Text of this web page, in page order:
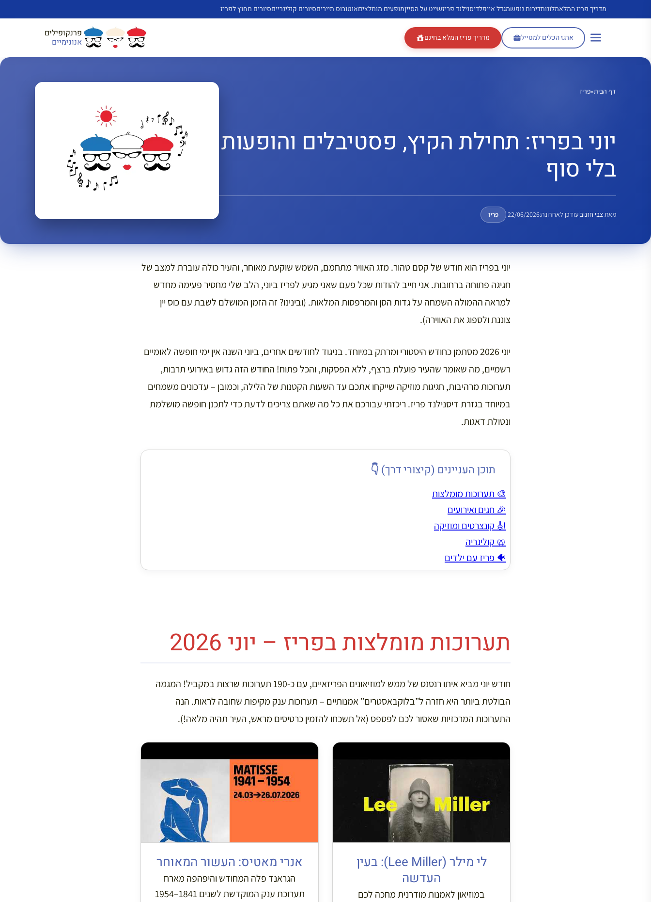
מדריך פריז המלאמלונותדירות נופשמגדל אייפלדיסנילנד פריזשייט על הסייןמופעים מומלציםאוטובוס תייריםסיורים קולינרייםסיורים מחוץ לפריז
ארגז הכלים למטייל מדריך פריז המלא בחינם פרנקופילים
אנונימיים
דף הבית»פריז
יוני בפריז: תחילת הקיץ, פסטיבלים והופעות
בלי סוף
מאתצבי חזנוב|עודכן לאחרונה:22/06/2026
| פריז
יוני בפריז הוא חודש של קסם טהור. מזג האוויר מתחמם, השמש שוקעת מאוחר, והעיר כולה עוברת למצב של
חגיגה פתוחה ברחובות. אני חייב להודות שכל פעם שאני מגיע לפריז ביוני, הלב שלי מחסיר פעימה מחדש
למראה ההמולה השמחה על גדות הסן והמרפסות המלאות. (ובינינו? זה הזמן המושלם לשבת עם כוס יין
צוננת ולספוג את האווירה).
יוני 2026 מסתמן כחודש היסטורי ומרתק במיוחד. בניגוד לחודשים אחרים, ביוני השנה אין ימי חופשה לאומיים
רשמיים, מה שאומר שהעיר פועלת ברצף, ללא הפסקות, והכל פתוח! החודש הזה גדוש באירועי תרבות,
תערוכות מרהיבות, חגיגות מוזיקה שייקחו אתכם עד השעות הקטנות של הלילה, וכמובן – עדכונים משמחים
במיוחד בגזרת דיסנילנד פריז. ריכזתי עבורכם את כל מה שאתם צריכים לדעת כדי לתכנן חופשה מושלמת
ונטולת דאגות.
תוכן העניינים (קיצורי דרך) 👇
🎨 תערוכות מומלצות
🎉 חגים ואירועים
🎻 קונצרטים ומוזיקה
🥨 קולינריה
🐠 פריז עם ילדים
תערוכות מומלצות בפריז – יוני 2026
חודש יוני מביא איתו רנסנס של ממש למוזיאונים הפריזאיים, עם כ-190 תערוכות שרצות במקביל! המגמה
הבולטת ביותר היא חזרה ל”בלוקבאסטרים” אמנותיים – תערוכות ענק מקיפות שחובה לראות. הנה
התערוכות המרכזיות שאסור לכם לפספס (אל תשכחו להזמין כרטיסים מראש, העיר תהיה מלאה!).
לי מילר (Lee Miller): בעין
העדשה
במוזיאון לאמנות מודרנית מחכה לכם
אנרי מאטיס: העשור המאוחר
הגראנד פלה המחודש והיפהפה מארח
תערוכת ענק המוקדשת לשנים 1841–1954